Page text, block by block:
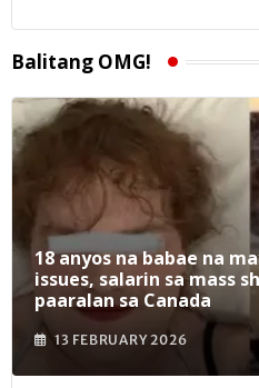
Balitang OMG!
18 anyos na babae na
issues, salarin sa mass
paaralan sa Canada
13 FEBRUARY 2026